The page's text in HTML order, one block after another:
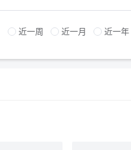
近一周 近一月 近一年